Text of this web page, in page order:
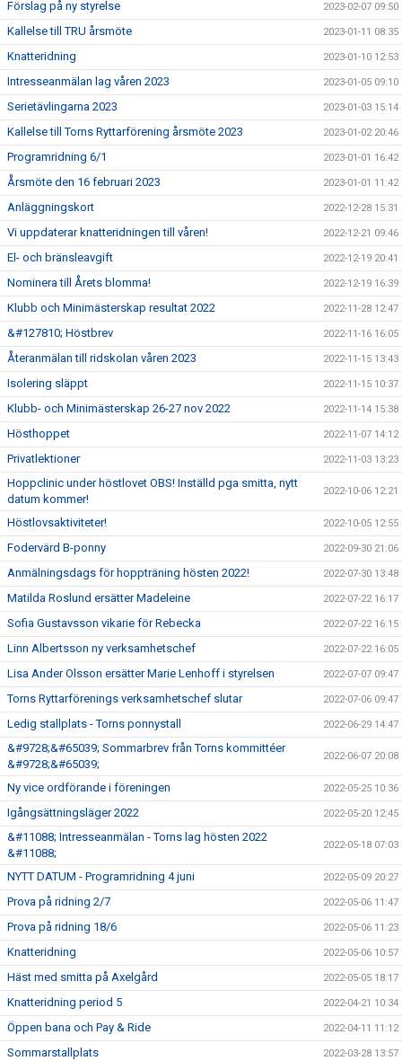
Förslag på ny styrelse 2023-02-07 09:50
Kallelse till TRU årsmöte 2023-01-11 08:35
Knatteridning 2023-01-10 12:53
Intresseanmälan lag våren 2023 2023-01-05 09:10
Serietävlingarna 2023 2023-01-03 15:14
Kallelse till Torns Ryttarförening årsmöte 2023 2023-01-02 20:46
Programridning 6/1 2023-01-01 16:42
Årsmöte den 16 februari 2023 2023-01-01 11:42
Anläggningskort 2022-12-28 15:31
Vi uppdaterar knatteridningen till våren! 2022-12-21 09:46
El- och bränsleavgift 2022-12-19 20:41
Nominera till Årets blomma! 2022-12-19 16:39
Klubb och Minimästerskap resultat 2022 2022-11-28 12:47
&#127810; Höstbrev 2022-11-16 16:05
Återanmälan till ridskolan våren 2023 2022-11-15 13:43
Isolering släppt 2022-11-15 10:37
Klubb- och Minimästerskap 26-27 nov 2022 2022-11-14 15:38
Hösthoppet 2022-11-07 14:12
Privatlektioner 2022-11-03 13:23
Hoppclinic under höstlovet OBS! Inställd pga smitta, nytt
datum kommer!
2022-10-06 12:21
Höstlovsaktiviteter! 2022-10-05 12:55
Fodervärd B-ponny 2022-09-30 21:06
Anmälningsdags för hoppträning hösten 2022! 2022-07-30 13:48
Matilda Roslund ersätter Madeleine 2022-07-22 16:17
Sofia Gustavsson vikarie för Rebecka 2022-07-22 16:15
Linn Albertsson ny verksamhetschef 2022-07-22 16:05
Lisa Ander Olsson ersätter Marie Lenhoff i styrelsen 2022-07-07 09:47
Torns Ryttarförenings verksamhetschef slutar 2022-07-06 09:47
Ledig stallplats - Torns ponnystall 2022-06-29 14:47
&#9728;&#65039; Sommarbrev från Torns kommittéer
&#9728;&#65039;
2022-06-07 20:08
Ny vice ordförande i föreningen 2022-05-25 10:36
Igångsättningsläger 2022 2022-05-20 12:45
&#11088; Intresseanmälan - Torns lag hösten 2022
&#11088;
2022-05-18 07:03
NYTT DATUM - Programridning 4 juni 2022-05-09 20:27
Prova på ridning 2/7 2022-05-06 11:47
Prova på ridning 18/6 2022-05-06 11:23
Knatteridning 2022-05-06 10:57
Häst med smitta på Axelgård 2022-05-05 18:17
Knatteridning period 5 2022-04-21 10:34
Öppen bana och Pay & Ride 2022-04-11 11:12
Sommarstallplats 2022-03-28 13:57